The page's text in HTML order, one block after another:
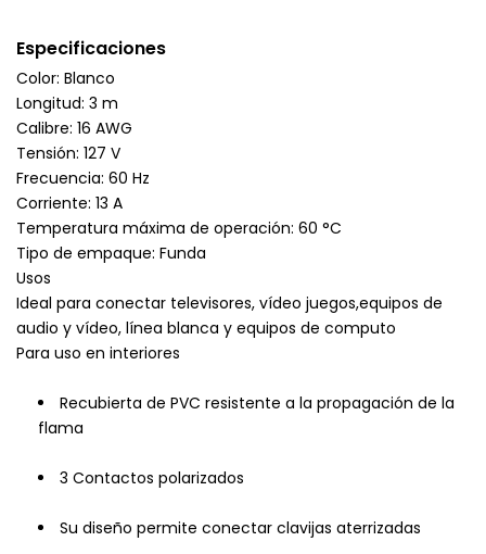
Especificaciones
Color: Blanco
Longitud: 3 m
Calibre: 16 AWG
Tensión: 127 V
Frecuencia: 60 Hz
Corriente: 13 A
Temperatura máxima de operación: 60 °C
Tipo de empaque: Funda
Usos
Ideal para conectar televisores, vídeo juegos,equipos de
audio y vídeo, línea blanca y equipos de computo
Para uso en interiores
Recubierta de PVC resistente a la propagación de la
flama
3 Contactos polarizados
Su diseño permite conectar clavijas aterrizadas